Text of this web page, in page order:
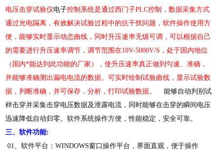
电压击穿试验仪电子控制系统是通过西门子PLC控制，数据采集方式
通过光电隔离，有效解决试验过程中的抗干扰问题，软件操作使用方
便，能够实时显示动态曲线，同时升压速率无级可调，可以根据自己
的需要进行升压速率调节，调节范围在10V-5000V/S，处于国内地位
（国内*能达到此功能的厂家），使升压速率真正做到匀速、准确，
并能够准确测出漏电电流的数据。可实时绘制试验曲线，显示试验数
据，判断准确，并可保存，分析，打印试验数据。
能够自动判别试
样击穿并采集击穿电压数据及泄露电流，同时能够在击穿的瞬间电压
迅速降低自动归零。软件系统操作方便，性能稳定，安全可靠。
三、软件功能:
01、软件平台：WINDOWS窗口操作平台，界面直观，便于操作